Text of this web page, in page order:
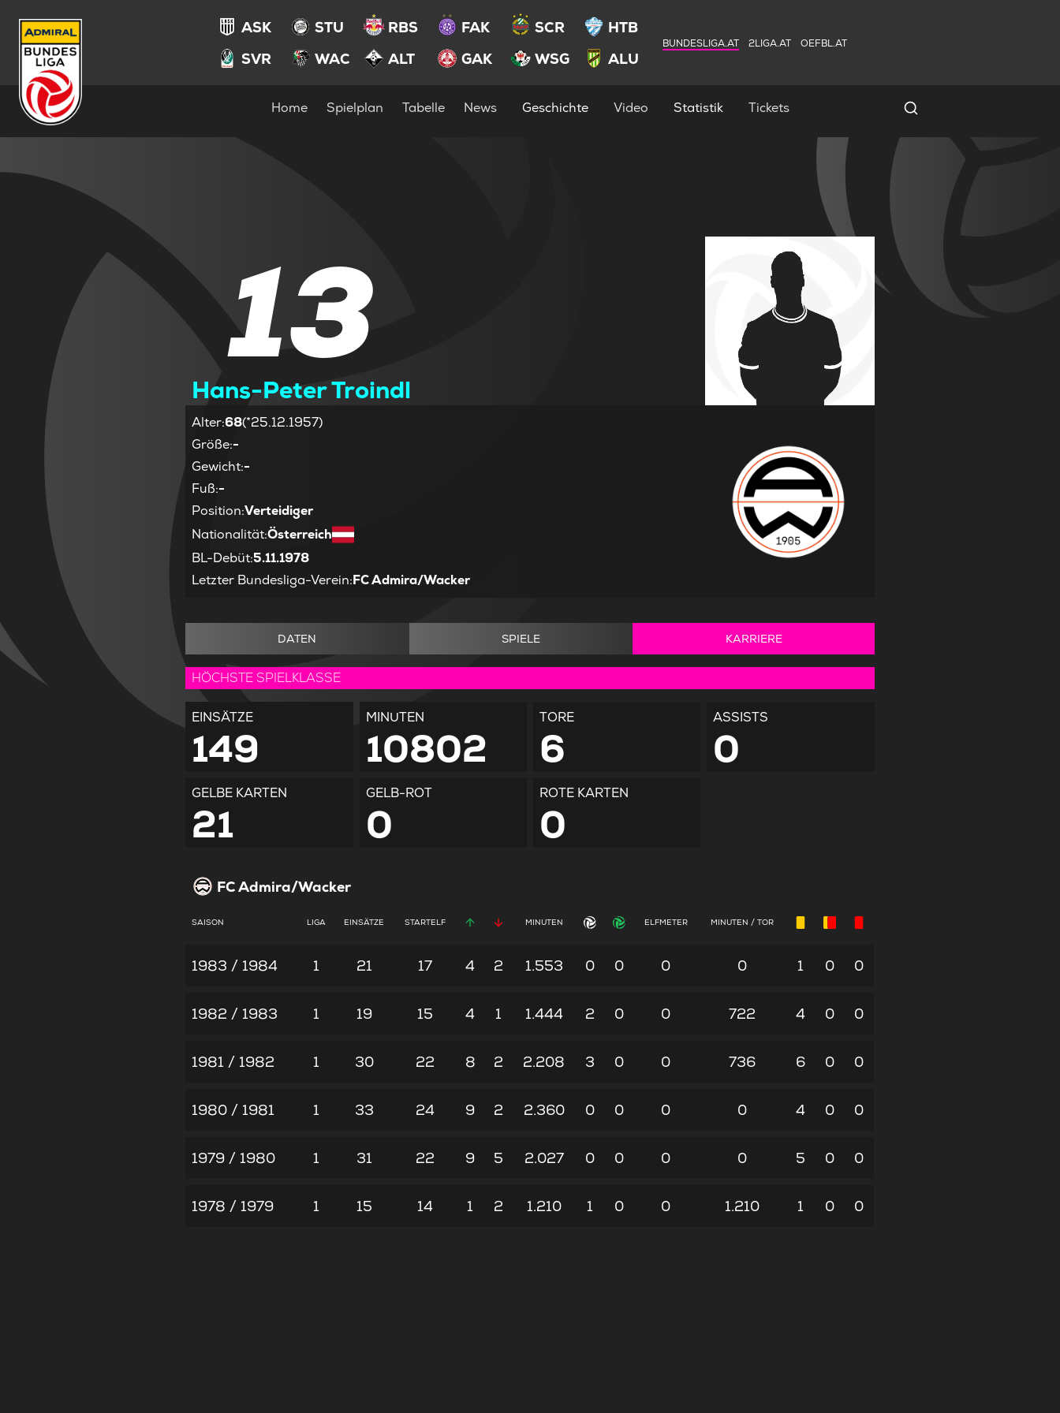
ASK STU RBS FAK SCR
HTB
SVR
WAC ALT GAK WSG ALU
BUNDESLIGA.AT 2LIGA.AT OEFBL.AT
Home Spielplan Tabelle News Geschichte Video Statistik Tickets Spielersuche
13
Hans-Peter Troindl
Alter:68(*25.12.1957)
Größe:-
Gewicht:-
Fuß:-
Position:Verteidiger
Nationalität:Österreich
BL-Debüt:5.11.1978
Letzter Bundesliga-Verein:FC Admira/Wacker
DATEN SPIELE KARRIERE
HÖCHSTE SPIELKLASSE
EINSÄTZE
149
MINUTEN
10802
TORE
6
ASSISTS
0
GELBE KARTEN
21
GELB-ROT
0
ROTE KARTEN
0
FC Admira/Wacker
SAISON LIGA EINSÄTZE STARTELF MINUTEN ELFMETER MINUTEN / TOR
1983 / 1984 1 21 17 4 2 1.553 0 0 0 0 1 0 0
1982 / 1983 1 19 15 4 1 1.444 2 0 0 722 4 0 0
1981 / 1982 1 30 22 8 2 2.208 3 0 0 736 6 0 0
1980 / 1981 1 33 24 9 2 2.360 0 0 0 0 4 0 0
1979 / 1980 1 31 22 9 5 2.027 0 0 0 0 5 0 0
1978 / 1979 1 15 14 1 2 1.210 1 0 0 1.210 1 0 0